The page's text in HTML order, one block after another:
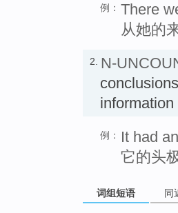
例： There
从她的
2. N-
例：
It had
它的头
词组短语 同